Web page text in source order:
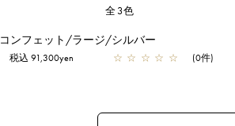
全3色
コンフェット/ラージ/シルバー
税込 91,300yen ☆ ☆ ☆ ☆ ☆ (0件)